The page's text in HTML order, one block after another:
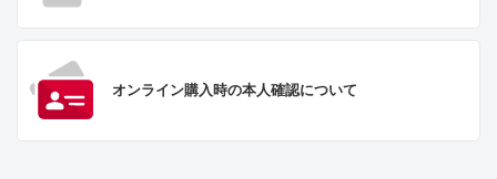
オンライン購入時の本人確認について